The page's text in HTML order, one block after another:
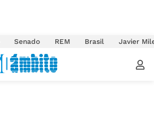
Senado REM Brasil Javier